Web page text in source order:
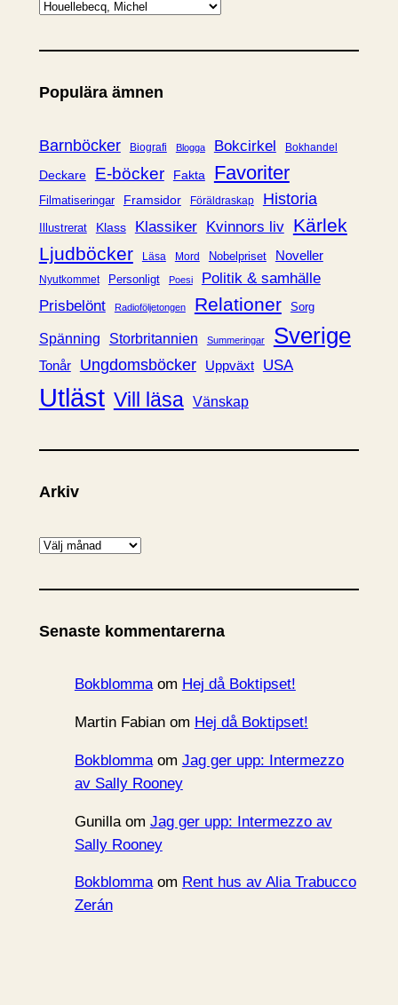
K
t
g
r
i
Populära ämnen
Barnböcker Biografi Blogga Bokcirkel Bokhandel
Deckare E-böcker Fakta Favoriter
Filmatiseringar Framsidor Föräldraskap Historia
Illustrerat Klass Klassiker Kvinnors liv Kärlek
Ljudböcker
Läsa Mord Nobelpriset Noveller
Nyutkommet Personligt Poesi
Politik & samhälle
Prisbelönt
Radioföljetongen Relationer Sorg
Spänning Storbritannien Summeringar Sverige
Tonår Ungdomsböcker Uppväxt USA
Utläst Vill läsa Vänskap
Arkiv
A
k
v
Senaste kommentarerna
Bokblommaom Hej då Boktipset!
Martin Fabianom Hej då Boktipset!
Bokblommaom Jag ger upp: Intermezzo
av Sally Rooney
Gunillaom Jag ger upp: Intermezzo av
Sally Rooney
Bokblommaom Rent hus av Alia Trabucco
Zerán